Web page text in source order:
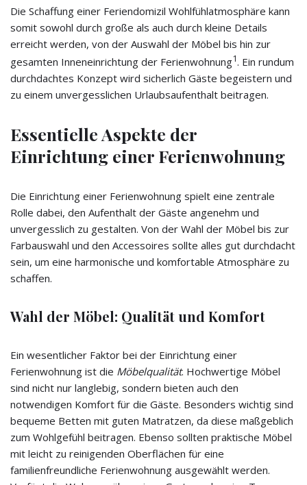
Die Schaffung einer Feriendomizil Wohlfühlatmosphäre kann
somit sowohl durch große als auch durch kleine Details
erreicht werden, von der Auswahl der Möbel bis hin zur
gesamten Inneneinrichtung der Ferienwohnung1. Ein rundum
durchdachtes Konzept wird sicherlich Gäste begeistern und
zu einem unvergesslichen Urlaubsaufenthalt beitragen.
Essentielle Aspekte der
Einrichtung einer Ferienwohnung
Die Einrichtung einer Ferienwohnung spielt eine zentrale
Rolle dabei, den Aufenthalt der Gäste angenehm und
unvergesslich zu gestalten. Von der Wahl der Möbel bis zur
Farbauswahl und den Accessoires sollte alles gut durchdacht
sein, um eine harmonische und komfortable Atmosphäre zu
schaffen.
Wahl der Möbel: Qualität und Komfort
Ein wesentlicher Faktor bei der Einrichtung einer
Ferienwohnung ist die Möbelqualität. Hochwertige Möbel
sind nicht nur langlebig, sondern bieten auch den
notwendigen Komfort für die Gäste. Besonders wichtig sind
bequeme Betten mit guten Matratzen, da diese maßgeblich
zum Wohlgefühl beitragen. Ebenso sollten praktische Möbel
mit leicht zu reinigenden Oberflächen für eine
familienfreundliche Ferienwohnung ausgewählt werden.